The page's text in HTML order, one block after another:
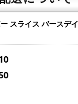
スライス バースデイ